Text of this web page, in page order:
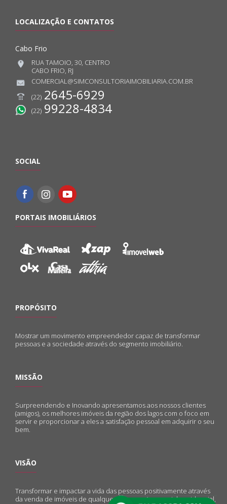
LOCALIZAÇÃO E CONTATOS
Cabo Frio
RUA TAMOIO, 30, CENTRO
CABO FRIO, RJ
COMERCIAL@SIMCONSULTORIAIMOBILIARIA.COM.BR
(22) 2645-6929
(22) 99228-4834
SOCIAL
PORTAIS IMOBILIÁRIOS
PROPÓSITO
Mostrar um movimento empreendedor capaz de transformar
pessoas e a sociedade através do segmento imobiliário.
MISSÃO
Surpreendendo e Inovando apresentamos aos nossos clientes
(amigos), os melhores imóveis da região dos lagos com o foco em
servir e proporcionar a eles a satisfação pessoal em adquirir o seu
bem.
VISÃO
Transformar e impactar a vida das pessoas positivamente através
da venda de imóveis de qualquer natureza (comercial, residencial,